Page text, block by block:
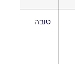
טובה